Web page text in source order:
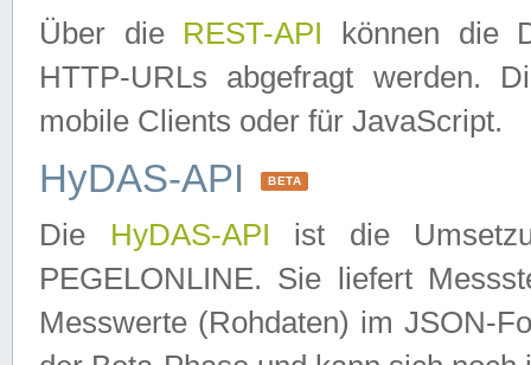
Über die REST-API können die
HTTP-URLs abgefragt werden.
mobile Clients oder für JavaScript.
HyDAS-API BETA
Die HyDAS-API ist die
PEGELONLINE. Sie liefert
Messwerte (Rohdaten) im JSON-